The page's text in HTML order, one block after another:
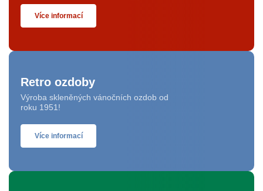
Více informací
Retro ozdoby
Výroba skleněných vánočních ozdob od
roku 1951!
Více informací